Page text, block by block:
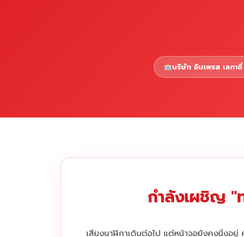
บริษัท อิมเพรส เลกา
กำลังเผชิญ "
เสียงนาฬิกาเดินต่อไป แต่หน้าจอยังคงนิ่งอ